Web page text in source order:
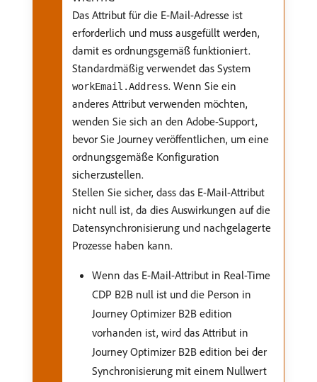
Das Attribut für die E-Mail-Adresse ist
erforderlich und muss ausgefüllt werden,
damit es ordnungsgemäß funktioniert.
Standardmäßig verwendet das System
workEmail.Address. Wenn Sie ein
anderes Attribut verwenden möchten,
wenden Sie sich an den Adobe-Support,
bevor Sie Journey veröffentlichen, um eine
ordnungsgemäße Konfiguration
sicherzustellen.
Stellen Sie sicher, dass das E-Mail-Attribut
nicht null ist, da dies Auswirkungen auf die
Datensynchronisierung und nachgelagerte
Prozesse haben kann.
Wenn das E-Mail-Attribut in Real-Time
CDP B2B null ist und die Person in
Journey Optimizer B2B edition
vorhanden ist, wird das Attribut in
Journey Optimizer B2B edition bei der
Synchronisierung mit einem Nullwert